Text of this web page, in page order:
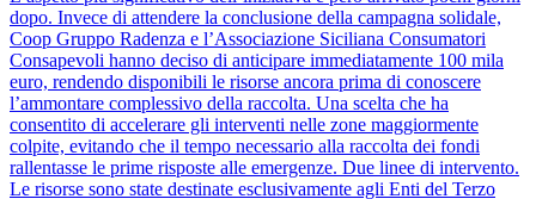
dopo. Invece di attendere la conclusione della campagna solidale,
Coop Gruppo Radenza e l’Associazione Siciliana Consumatori
Consapevoli hanno deciso di anticipare immediatamente 100 mila
euro, rendendo disponibili le risorse ancora prima di conoscere
l’ammontare complessivo della raccolta. Una scelta che ha
consentito di accelerare gli interventi nelle zone maggiormente
colpite, evitando che il tempo necessario alla raccolta dei fondi
rallentasse le prime risposte alle emergenze. Due linee di intervento.
Le risorse sono state destinate esclusivamente agli Enti del Terzo